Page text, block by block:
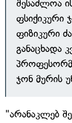
შესაძლოა
ფსიქიკური
ფიზიკური
განაცხადა
ჯონ მურის
"არანაკლებ